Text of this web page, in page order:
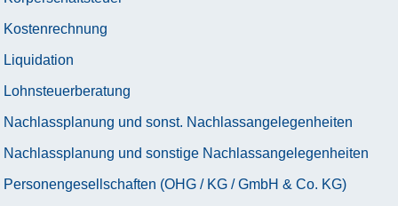
Kostenrechnung
Liquidation
Lohnsteuerberatung
Nachlassplanung und sonst. Nachlassangelegenheiten
Nachlassplanung und sonstige Nachlassangelegenheiten
Personengesellschaften (OHG / KG / GmbH & Co. KG)